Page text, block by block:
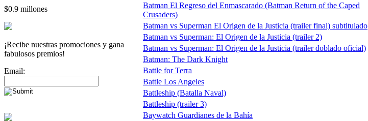
$0.9 millones
¡Recibe nuestras promociones y gana
fabulosos premios!
Email:
Batman El Regreso del Enmascarado (Batman Return of the Caped
Crusaders)
Batman vs Superman El Origen de la Justicia (trailer final) subtitulado
Batman vs Superman: El Origen de la Justicia (trailer 2)
Batman vs Superman: El Origen de la Justicia (trailer doblado oficial)
Batman: The Dark Knight
Battle for Terra
Battle Los Angeles
Battleship (Batalla Naval)
Battleship (trailer 3)
Baywatch Guardianes de la Bahía